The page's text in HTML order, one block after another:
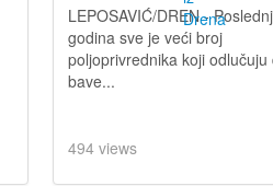
LEPOSAVIĆ/DREN -
godina sve je veći broj
poljoprivrednika koji odlučuju
bave...
494 views